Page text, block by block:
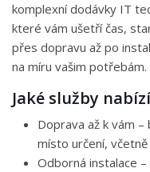
komplexní dodávky IT
které vám ušetří čas,
přes dopravu až po
na míru vašim potřebám.
Jaké služby
Doprava až k vám
místo určení, včetně
Odborná instalace